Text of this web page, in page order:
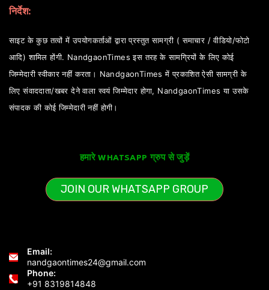
निर्देश:
साइट के कुछ तत्वों में उपयोगकर्ताओं द्वारा प्रस्तुत सामग्री ( समाचार / वीडियो/फोटो
आदि) शामिल होंगी. NandgaonTimes इस तरह के सामग्रियों के लिए कोई
जिम्मेदारी स्वीकार नहीं करता। NandgaonTimes में प्रकाशित ऐसी सामग्री के
लिए संवाददाता/खबर देने वाला स्वयं जिम्मेदार होगा, NandgaonTimes या उसके
संपादक की कोई जिम्मेदारी नहीं होगी।
हमारे WHATSAPP ग्रुप से जुड़ें
JOIN OUR WHATSAPP GROUP
Email:
nandgaontimes24@gmail.com
Phone:
+91 8319814848